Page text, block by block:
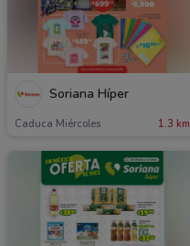
Soriana Híper
Caduca Miércoles 1.3 km